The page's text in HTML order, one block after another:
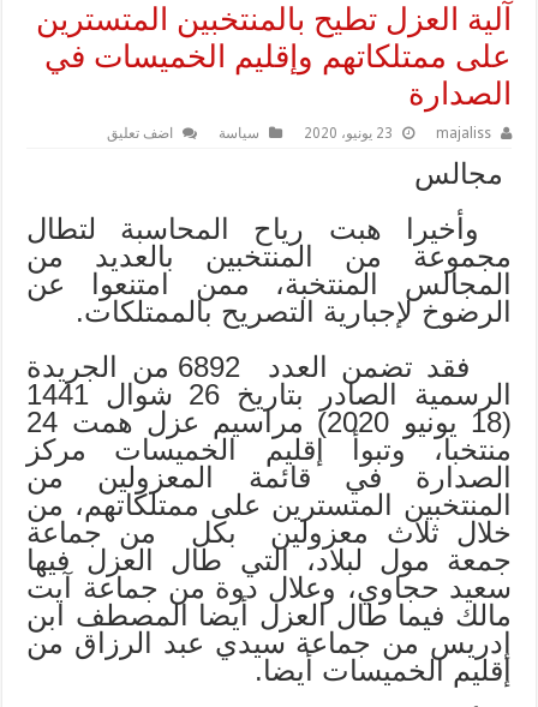
آلية العزل تطيح بالمنتخبين المتسترين
على ممتلكاتهم وإقليم الخميسات في
الصدارة
majaliss 23 يونيو، 2020 سياسة اضف تعليق
مجالس
وأخيرا هبت رياح المحاسبة لتطال
مجموعة من المنتخبين بالعديد من
المجالس المنتخبة، ممن امتنعوا عن
الرضوخ لإجبارية التصريح بالممتلكات.
فقد تضمن العدد 6892 من الجريدة
الرسمية الصادر بتاريخ 26 شوال 1441
(18 يونيو 2020) مراسيم عزل همت 24
منتخبا، وتبوأ إقليم الخميسات مركز
الصدارة في قائمة المعزولين من
المنتخبين المتسترين على ممتلكاتهم، من
خلال ثلاث معزولين بكل من جماعة
جمعة مول لبلاد، التي طال العزل فيها
سعيد حجاوي، وعلال دوة من جماعة آيت
مالك فيما طال العزل أيضا المصطف ابن
إدريس من جماعة سيدي عبد الرزاق من
إقليم الخميسات أيضا.